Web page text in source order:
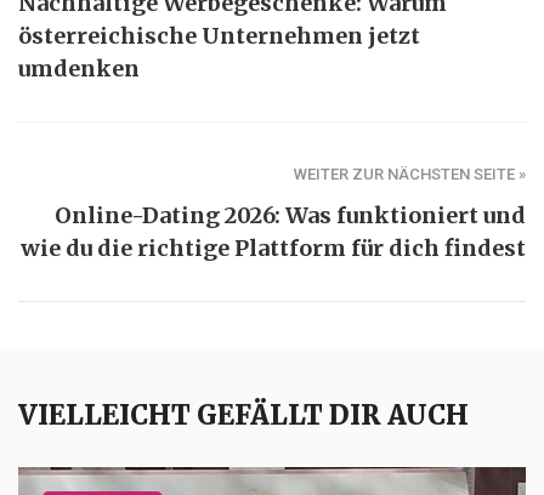
österreichische Unternehmen jetzt
umdenken
WEITER ZUR NÄCHSTEN SEITE »
Online-Dating 2026: Was funktioniert und
wie du die richtige Plattform für dich findest
VIELLEICHT GEFÄLLT DIR AUCH